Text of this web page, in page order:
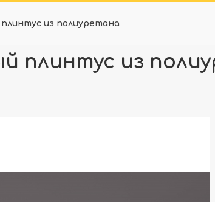
из полиуретана
плинтус из